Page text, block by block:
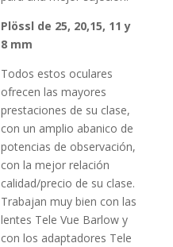
Plössl de 25, 20,15, 11 y
8 mm
Todos estos oculares
ofrecen las mayores
prestaciones de su clase,
con un amplio abanico de
potencias de observación,
con la mejor relación
calidad/precio de su clase.
Trabajan muy bien con las
lentes Tele Vue Barlow y
con los adaptadores Tele